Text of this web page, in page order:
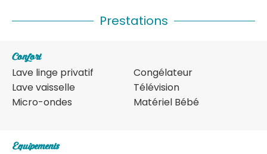
Prestations
Confort
Lave linge privatif
Lave vaisselle
Micro-ondes
Congélateur
Télévision
Matériel Bébé
Equipements